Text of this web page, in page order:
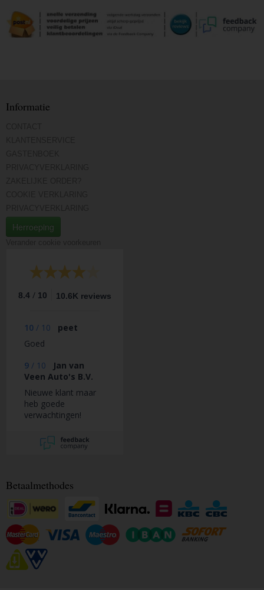
Informatie
Herroeping
8.4 / 10 10.6K reviews
10 / 10
peet
Goed
9 / 10
Jan van
Veen Auto's B.V.
Nieuwe klant maar
heb goede
verwachtingen!
Betaalmethodes